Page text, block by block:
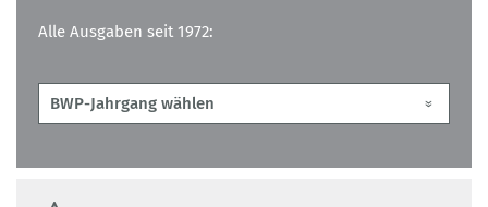
Alle Ausgaben seit 1972: